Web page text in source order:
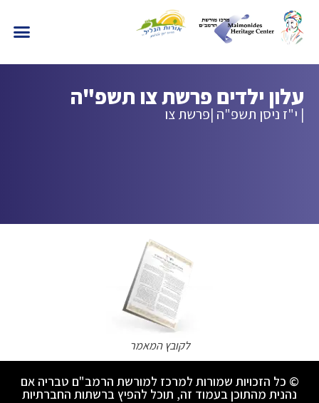
עלון ילדים פרשת צו תשפ"ה
| י"ז ניסן תשפ"ה |פרשת צו
לקובץ המאמר
© כל הזכויות שמורות למרכז למורשת הרמב"ם טבריה אם
נהנית מהתוכן בעמוד זה, תוכל להפיץ ברשתות החברתיות